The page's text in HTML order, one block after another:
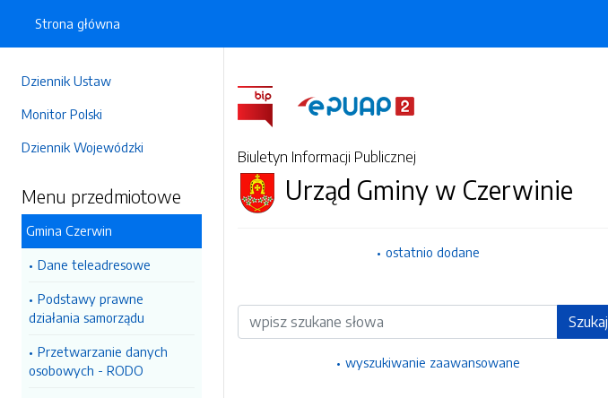
Dziennik Ustaw
Monitor Polski
Dziennik Wojewódzki
Menu przedmiotowe
Gmina Czerwin
Dane teleadresowe
Podstawy prawne
działania samorządu
Przetwarzanie danych
osobowych - RODO
Strona główna
Biuletyn Informacji Publicznej
Urząd Gminy w Czerwinie
ostatnio dodane
Wyszukiwarka Szukaj
wyszukiwanie zaawansowane